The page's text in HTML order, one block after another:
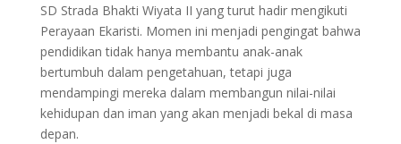
SD Strada Bhakti Wiyata II yang turut hadir mengikuti
Perayaan Ekaristi. Momen ini menjadi pengingat bahwa
pendidikan tidak hanya membantu anak-anak
bertumbuh dalam pengetahuan, tetapi juga
mendampingi mereka dalam membangun nilai-nilai
kehidupan dan iman yang akan menjadi bekal di masa
depan.